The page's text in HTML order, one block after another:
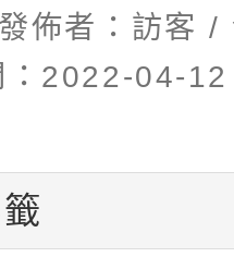
佈者：訪客 /
：2022-04-